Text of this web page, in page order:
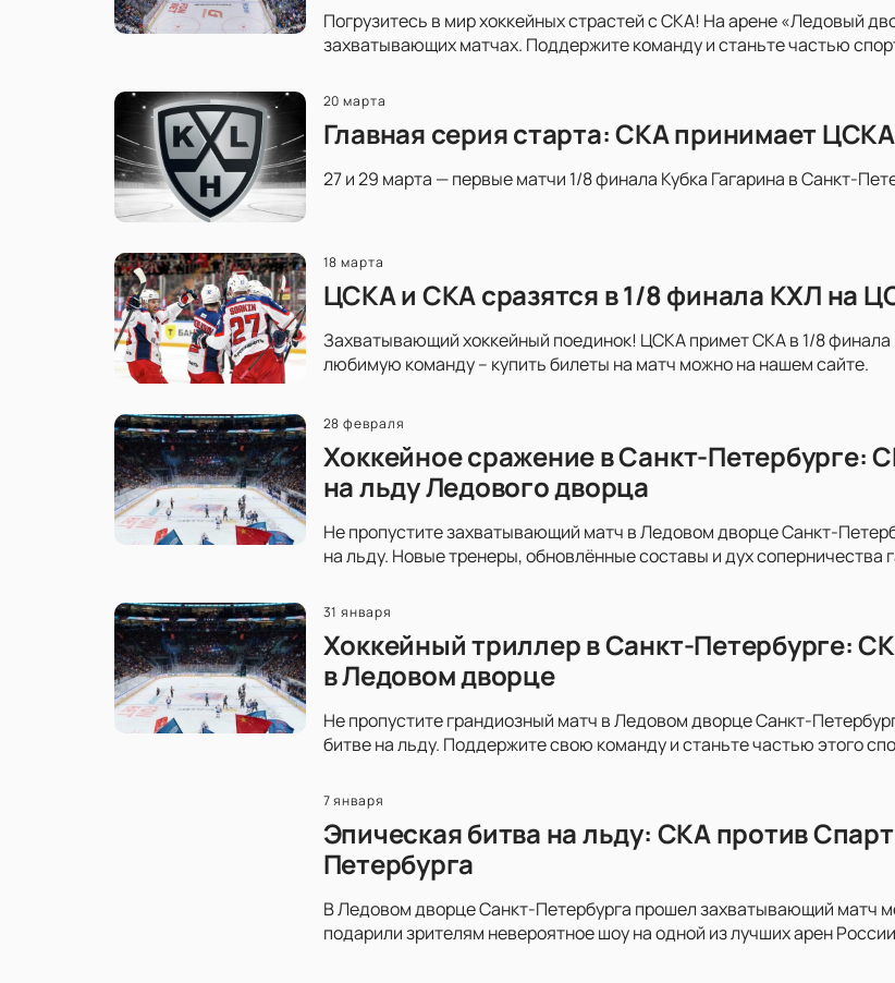
Погрузитесь в мир хоккейных страстей с СКА! На арене «Ледовый
захватывающих матчах. Поддержите команду и станьте частью
20 марта
Главная серия старта: СКА принимает ЦСКА
27 и 29 марта — первые матчи 1/8 финала Кубка Гагарина в Санкт-
18 марта
ЦСКА и СКА сразятся в 1/8 финала КХЛ на
Захватывающий хоккейный поединок! ЦСКА примет СКА в 1/8
любимую команду – купить билеты на матч можно на нашем сайте.
28 февраля
Хоккейное сражение в Санкт-Петербурге:
на льду Ледового дворца
Не пропустите захватывающий матч в Ледовом дворце Санкт-
на льду. Новые тренеры, обновлённые составы и дух
31 января
Хоккейный триллер в Санкт-Петербурге:
в Ледовом дворце
Не пропустите грандиозный матч в Ледовом дворце Санкт-
битве на льду. Поддержите свою команду и станьте частью этого
7 января
Эпическая битва на льду: СКА против
Петербурга
В Ледовом дворце Санкт-Петербурга прошел захватывающий матч
подарили зрителям невероятное шоу на одной из лучших арен